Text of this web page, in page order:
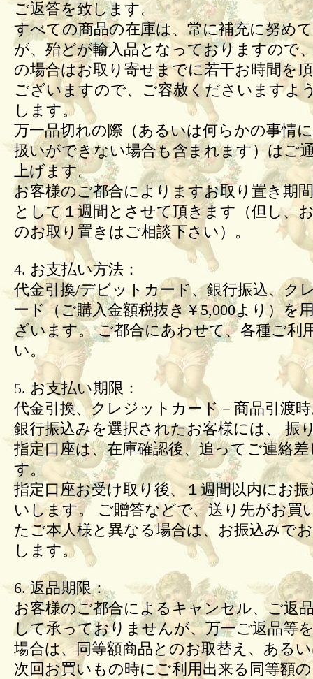
ご返答を致します。
すべての商品の在庫は、常に補充に努め
が、殆どが輸入品となっておりますので
の場合はお取り寄せまでに若干お時間を
ございますので、ご容赦くださいますよ
します。
万一品切れの際（あるいは何らかの事情
扱いができない場合も含まれます）はご
上げます。
お客様のご都合によりますお取り置き期
として１週間とさせて頂きます（但し、
のお取り置きはご相談下さい）。
4. お支払い方法：
代金引換/デビットカード、銀行振込、ク
ード（ご購入金額税抜き￥5,000より）を
ざいます。 ご都合にあわせて、各種ご利
い。
5. お支払い期限：
代金引換、クレジットカード－商品引渡
銀行振込みを選択されたお客様には、 振
指定口座は、在庫確認後、追ってご連絡
す。
指定口座お受け取り後、１週間以内にお
いします。 ご贈答などで、送り先がお買
たご本人様と異なる場合は、お振込みで
します。
6. 返品期限：
お客様のご都合によるキャンセル、ご返
して承っておりませんが、万一ご返品等
場合は、同等額商品とのお取替え、ある
次回お買いもの時にご利用出来る同等額